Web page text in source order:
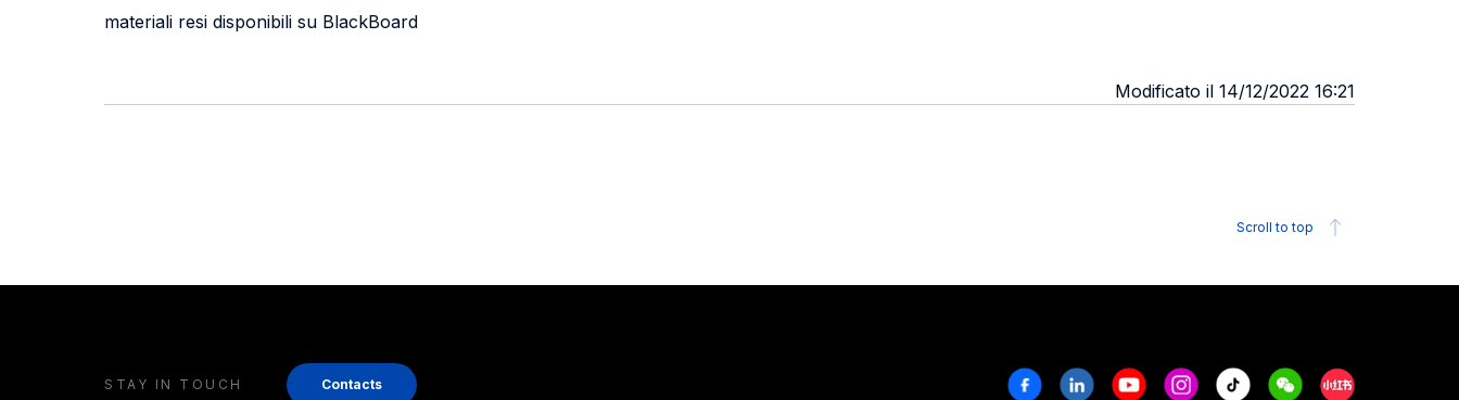
materiali resi disponibili su BlackBoard
Modificato il 14/12/2022 16:21
Scroll to top
STAY IN TOUCH Contacts FacebookLinkedinYoutubeInstagram
Tiktok WeechatXiaohongshu/